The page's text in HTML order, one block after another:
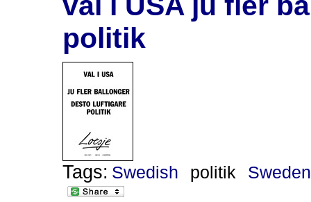
politik
Tags: Swedish politik Sweden